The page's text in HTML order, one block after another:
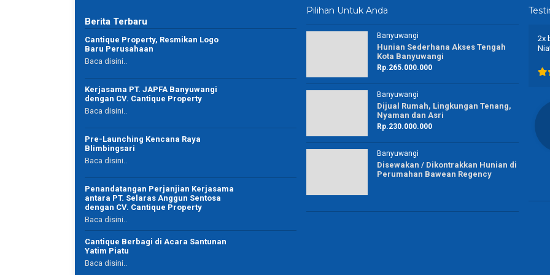
Berita Terbaru
Cantique Property, Resmikan Logo
Baru Perusahaan
Baca disini..
Kerjasama PT. JAPFA Banyuwangi
dengan CV. Cantique Property
Baca disini..
Pre-Launching Kencana Raya
Blimbingsari
Baca disini..
Penandatangan Perjanjian Kerjasama
antara PT. Selaras Anggun Sentosa
dengan CV. Cantique Property
Baca disini..
Cantique Berbagi di Acara Santunan
Yatim Piatu
Baca disini..
Pilihan Untuk Anda
Banyuwangi
Hunian Sederhana Akses Tengah
Kota Banyuwangi
Rp.265.000.000
Banyuwangi
Dijual Rumah, Lingkungan Tenang,
Nyaman dan Asri
Rp.230.000.000
Banyuwangi
Disewakan / Dikontrakkan Hunian di
Perumahan Bawean Regency
Sip pelayanannya bagus,cepet,pokoknya cantique
property is the best
Karyawan Swasta
Banyuwangi
Terimakasih Cantique Property membantu dengan
segala permintaan yang rumit dan alhamdulillah bisa
dibantu untuk mewujudkannya
Chindy Ty
Banyuwangi
2x